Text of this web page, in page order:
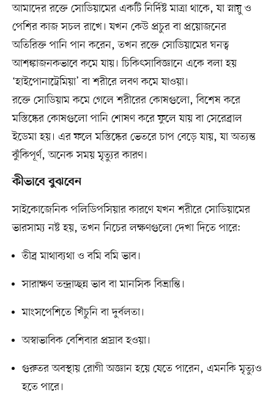
আমাদের রক্তে সোডিয়ামের একটি নির্দিষ্ট মাত্রা থাকে, যা স্নায়ু ও
পেশির কাজ সচল রাখে। যখন কেউ প্রচুর বা প্রয়োজনের
অতিরিক্ত পানি পান করেন, তখন রক্তে সোডিয়ামের ঘনত্ব
আশঙ্কাজনকভাবে কমে যায়। চিকিৎসাবিজ্ঞানে একে বলা হয়
‘হাইপোনাট্রেমিয়া’ বা শরীরে লবণ কমে যাওয়া।
রক্তে সোডিয়াম কমে গেলে শরীরের কোষগুলো, বিশেষ করে
মস্তিষ্কের কোষগুলো পানি শোষণ করে ফুলে যায় বা সেরেব্রাল
ইডেমা হয়। এর ফলে মস্তিষ্কের ভেতরে চাপ বেড়ে যায়, যা অত্যন্ত
ঝুঁকিপূর্ণ, অনেক সময় মৃত্যুর কারণ।
কীভাবে বুঝবেন
সাইকোজেনিক পলিডিপসিয়ার কারণে যখন শরীরে সোডিয়ামের
ভারসাম্য নষ্ট হয়, তখন নিচের লক্ষণগুলো দেখা দিতে পারে:
তীব্র মাথাব্যথা ও বমি বমি ভাব।
সারাক্ষণ তন্দ্রাচ্ছন্ন ভাব বা মানসিক বিভ্রান্তি।
মাংসপেশিতে খিঁচুনি বা দুর্বলতা।
অস্বাভাবিক বেশিবার প্রস্রাব হওয়া।
গুরুতর অবস্থায় রোগী অজ্ঞান হয়ে যেতে পারেন, এমনকি মৃত্যুও
হতে পারে।